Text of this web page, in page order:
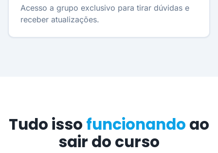
Acesso a grupo exclusivo para tirar dúvidas e
receber atualizações.
Tudo isso funcionando ao
sair do curso